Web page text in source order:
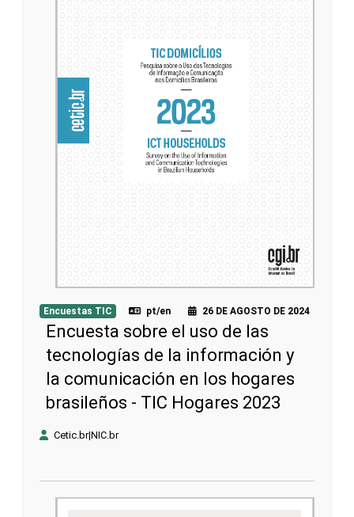
Encuestas TIC pt/en 26 DE AGOSTO DE 2024
Encuesta sobre el uso de las
tecnologías de la información y
la comunicación en los hogares
brasileños - TIC Hogares 2023
Cetic.br|NIC.br